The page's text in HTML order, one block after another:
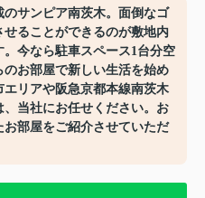
のサンピア南茨木。面倒なゴ
せることができるのが敷地内
今なら駐車スペース1台分空
のお部屋で新しい生活を始め
リアや阪急京都本線南茨木
当社にお任せください。お
部屋をご紹介させていただ